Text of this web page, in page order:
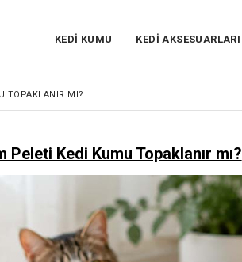
KEDİ KUMU KEDİ AKSESUARLARI
TOPAKLANIR MI?
Peleti Kedi Kumu Topaklanır mı?